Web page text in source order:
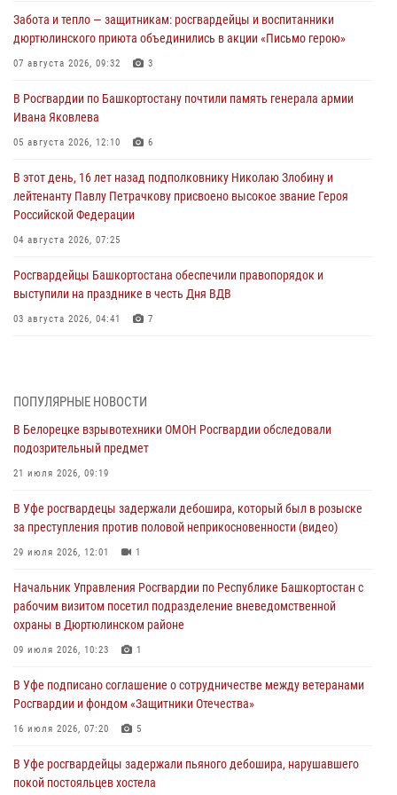
Забота и тепло — защитникам: росгвардейцы и воспитанники
дюртюлинского приюта объединились в акции «Письмо герою»
07 августа 2026, 09:32 3
В Росгвардии по Башкортостану почтили память генерала армии
Ивана Яковлева
05 августа 2026, 12:10 6
В этот день, 16 лет назад подполковнику Николаю Злобину и
лейтенанту Павлу Петрачкову присвоено высокое звание Героя
Российской Федерации
04 августа 2026, 07:25
Росгвардейцы Башкортостана обеспечили правопорядок и
выступили на празднике в честь Дня ВДВ
03 августа 2026, 04:41 7
03 августа 2026, 04:30 8
В Башкирии росгвардейцы провели волейбольный турнир на
открытом воздухе
03 августа 2026, 04:29
В Уфе росгвардейцы по горячим следам задержали
подозреваемого в открытом хищении из аптеки (видео)
03 августа 2026, 04:15
Начальник отделения учёта и комплектования Росгвардии
Башкортостана ответил на вопросы граждан
30 июля 2026, 12:54
за преступления против половой неприкосновенности (видео)
29 июля 2026, 12:01
ПОПУЛЯРНЫЕ НОВОСТИ
В Белорецке взрывотехники ОМОН Росгвардии обследовали
подозрительный предмет
21 июля 2026, 09:19
В Уфе росгвардецы задержали дебошира, который был в розыске
за преступления против половой неприкосновенности (видео)
29 июля 2026, 12:01 1
Начальник Управления Росгвардии по Республике Башкортостан с
рабочим визитом посетил подразделение вневедомственной
охраны в Дюртюлинском районе
09 июля 2026, 10:23 1
В Уфе подписано соглашение о сотрудничестве между ветеранами
Росгвардии и фондом «Защитники Отечества»
16 июля 2026, 07:20 5
В Уфе росгвардейцы задержали пьяного дебошира, нарушавшего
покой постояльцев хостела